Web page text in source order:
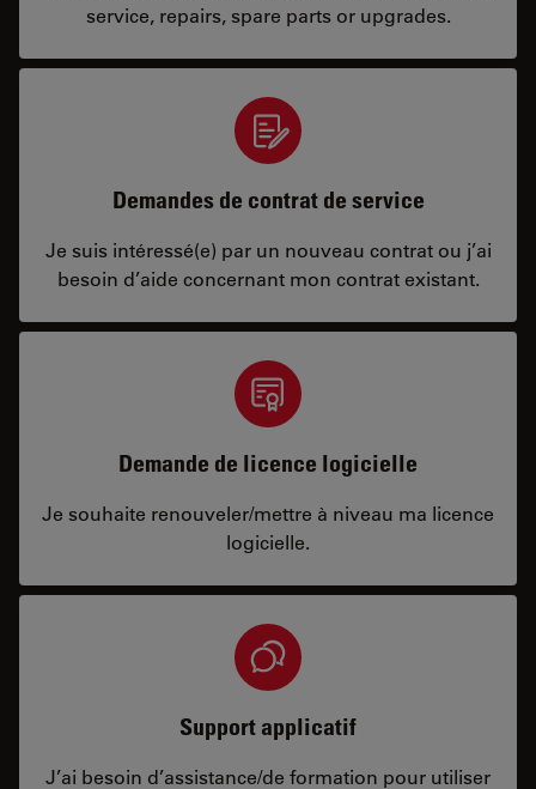
service, repairs, spare parts or upgrades.
Demandes de contrat de service
Je suis intéressé(e) par un nouveau contrat ou j’ai
besoin d’aide concernant mon contrat existant.
Demande de licence logicielle
Je souhaite renouveler/mettre à niveau ma licence
logicielle.
Support applicatif
J’ai besoin d’assistance/de formation pour utiliser